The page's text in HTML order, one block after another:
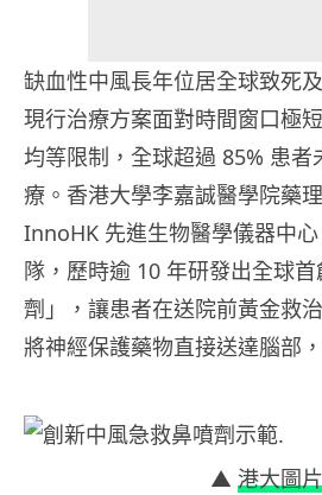
缺血性中風長年位居全球致死
現行治療方案面對時間窗口極
均等限制，全球超過 85% 患者
療。香港大學李嘉誠醫學院藥
InnoHK 先進生物醫學儀器中
隊，歷時逾 10 年研發出全球
劑」，讓患者在送院前黃金救
將神經保護藥物直接送達腦部
▲ 港大圖片